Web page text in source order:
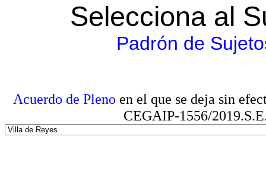
Selecciona al
Padrón de
Acuerdo de Pleno en el que se deja sin
CEGAIP-1556/